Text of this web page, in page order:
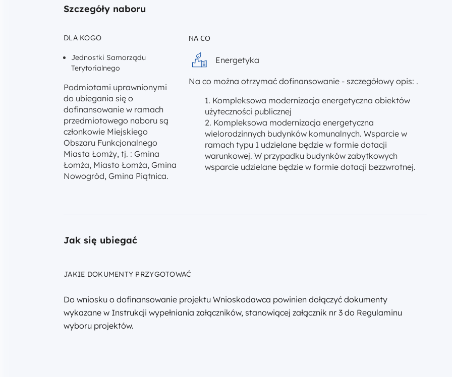
Szczegóły naboru
DLA KOGO
Jednostki Samorządu
Terytorialnego
Podmiotami uprawnionymi
do ubiegania się o
dofinansowanie w ramach
przedmiotowego naboru są
członkowie Miejskiego
Obszaru Funkcjonalnego
Miasta Łomży, tj. : Gmina
Łomża, Miasto Łomża, Gmina
Nowogród, Gmina Piątnica.
NA CO
Energetyka
Na co można otrzymać dofinansowanie - szczegółowy opis: .
Kompleksowa modernizacja energetyczna obiektów
użyteczności publicznej
Kompleksowa modernizacja energetyczna
wielorodzinnych budynków komunalnych. Wsparcie w
ramach typu 1 udzielane będzie w formie dotacji
warunkowej. W przypadku budynków zabytkowych
wsparcie udzielane będzie w formie dotacji bezzwrotnej.
Jak się ubiegać
JAKIE DOKUMENTY PRZYGOTOWAĆ
Do wniosku o dofinansowanie projektu Wnioskodawca powinien dołączyć dokumenty
wykazane w Instrukcji wypełniania załączników, stanowiącej załącznik nr 3 do Regulaminu
wyboru projektów.